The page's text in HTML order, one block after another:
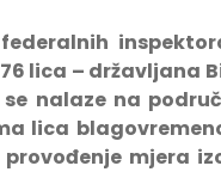
lica – državljana
nalaze na
lica
mjera